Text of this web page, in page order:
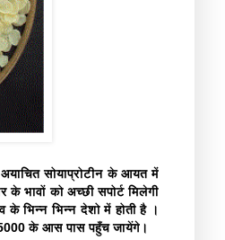
सोयाप्रोटीन के आयत में
के भावों को अच्छी सपोर्ट मिलेगी
के भिन्न भिन्न देशो में होती है ।
5000 के आस पास पहुँच जायेंगे।